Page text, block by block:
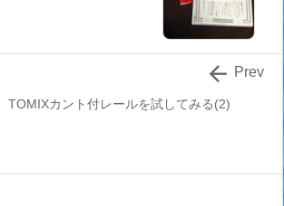
TOMIXカント付レールを試してみる(2)
 Prev